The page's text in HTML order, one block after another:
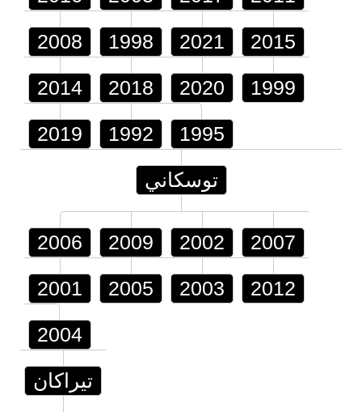
2008 1998 2021 2015
2014 2018 2020 1999
2019 1992 1995
توسكاني
2006 2009 2002 2007
2001 2005 2003 2012
2004
تيراكان